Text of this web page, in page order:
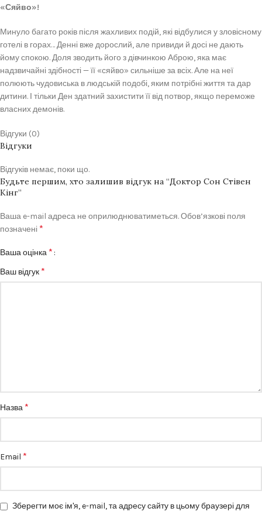
«Сяйво»!
Минуло багато років після жахливих подій, які відбулися у зловісному
готелі в горах… Денні вже дорослий, але привиди й досі не дають
йому спокою. Доля зводить його з дівчинкою Аброю, яка має
надзвичайні здібності — її «сяйво» сильніше за всіх. Але на неї
полюють чудовиська в людській подобі, яким потрібні життя та дар
дитини. І тільки Ден здатний захистити її від потвор, якщо переможе
власних демонів.
Відгуки (0)
Відгуки
Відгуків немає, поки що.
Будьте першим, хто залишив відгук на “Доктор Сон Стівен
Кінг”
Ваша e-mail адреса не оприлюднюватиметься.Обов’язкові поля
позначені *
Ваша оцінка *
Ваш відгук *
Назва *
Email *
Зберегти моє ім'я, e-mail, та адресу сайту в цьому браузері для